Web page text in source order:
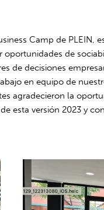
Camp de
de
de decisiones
en equipo de
agradecieron la
esta versión 2023 y